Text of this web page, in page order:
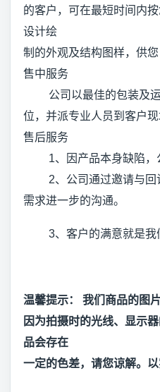
的客户，可在最短时间内
设计绘
制的外观及结构图样，供您
售中服务
公司以最佳的包装及运
位，并派专业人员到客户现
售后服务
1、因产品本身缺陷，公
2、公司通过邀请与回
需求进一步的沟通。
3、客户的满意就是我
温馨提示： 我们商品的图
因为拍摄时的光线、显示
品会存在
一定的色差，请您谅解。以